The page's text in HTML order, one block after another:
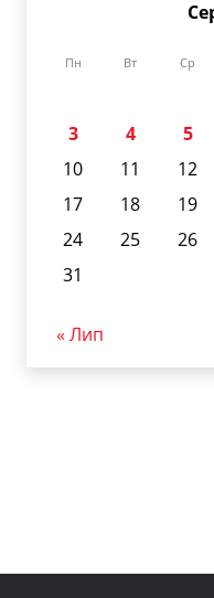
Пн Вт Ср
3
4 5
10
11 12
17
18 19
24
25 26
31
« Лип